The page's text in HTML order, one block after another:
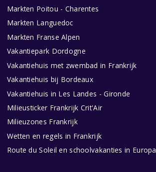
Markten Poitou - Charentes
Markten Languedoc
Markten Franse Alpen
Vakantiepark Dordogne
Vakantiehuis met zwembad in Frankrijk
Vakantiehuis bij Bordeaux
Vakantiehuis in Les Landes - Gironde
Milieusticker Frankrijk Crit'Air
Milieuzones Frankrijk
Wetten en regels in Frankrijk
Route du Soleil en schoolvakanties in Europa